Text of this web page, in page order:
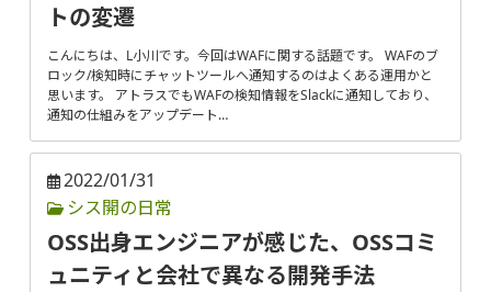
トの変遷
こんにちは、L小川です。今回はWAFに関する話題です。 WAFのブ
ロック/検知時にチャットツールへ通知するのはよくある運用かと
思います。 アトラスでもWAFの検知情報をSlackに通知しており、
通知の仕組みをアップデート…
2022/01/31
シス開の日常
OSS出身エンジニアが感じた、OSSコミ
ュニティと会社で異なる開発手法